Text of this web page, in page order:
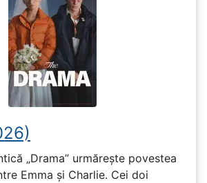
„Drama” urmărește povestea
Emma și Charlie. Cei doi